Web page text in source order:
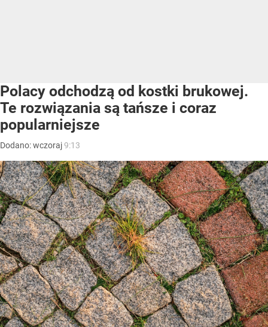
Polacy odchodzą od kostki brukowej.
Te rozwiązania są tańsze i coraz
popularniejsze
Dodano:wczoraj9:13